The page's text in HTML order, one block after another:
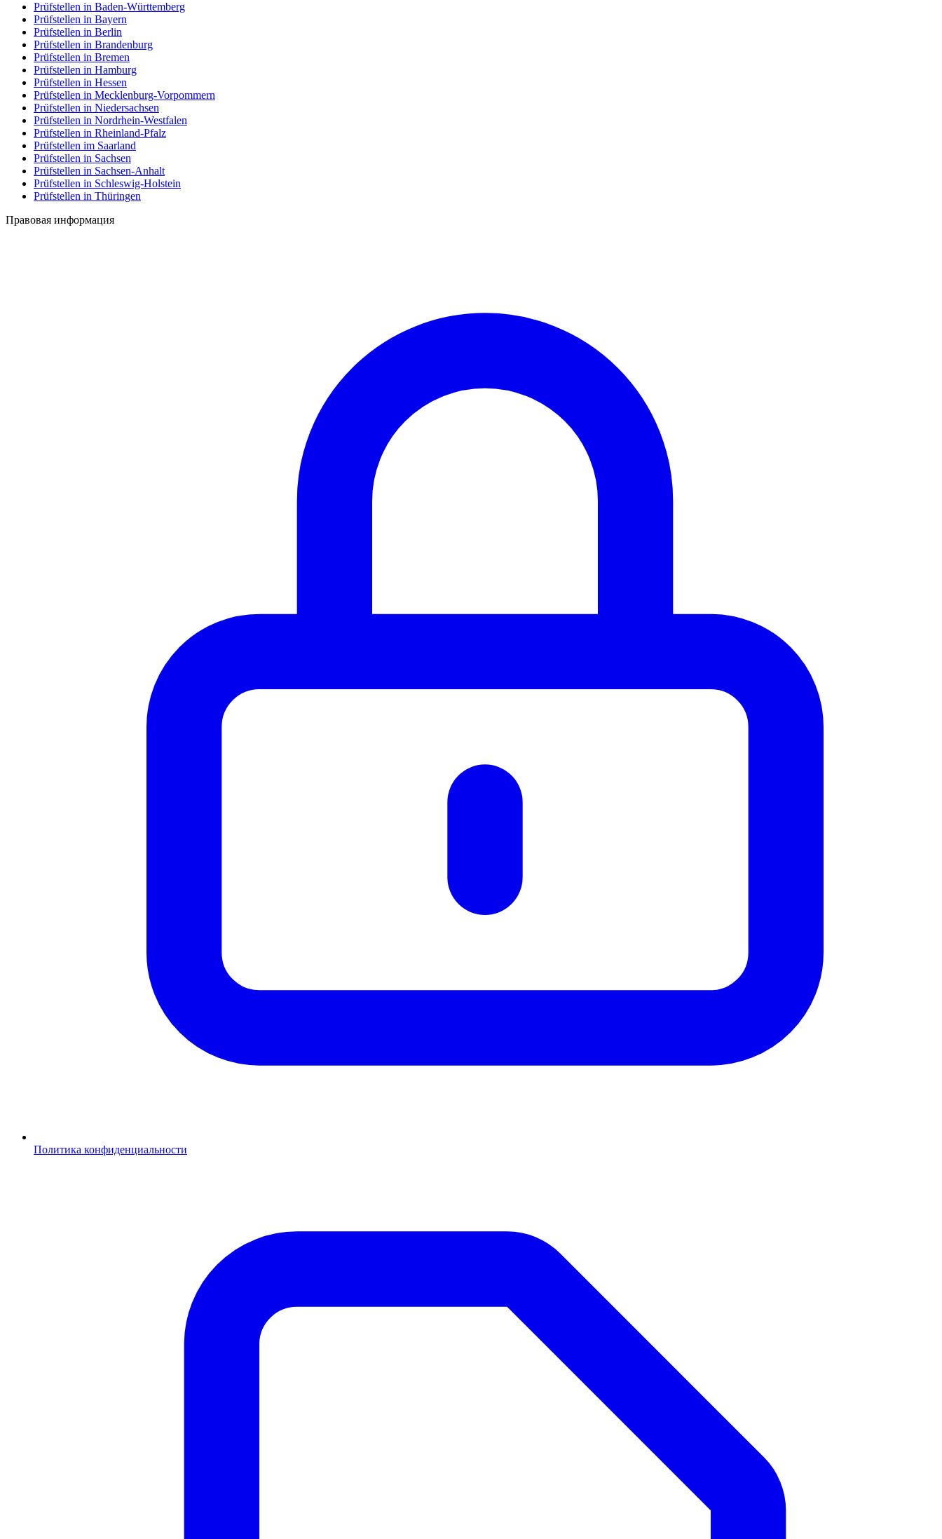
Prüfstellen in Baden-Württemberg
Prüfstellen in Bayern
Prüfstellen in Berlin
Prüfstellen in Brandenburg
Prüfstellen in Bremen
Prüfstellen in Hamburg
Prüfstellen in Hessen
Prüfstellen in Mecklenburg-Vorpommern
Prüfstellen in Niedersachsen
Prüfstellen in Nordrhein-Westfalen
Prüfstellen in Rheinland-Pfalz
Prüfstellen im Saarland
Prüfstellen in Sachsen
Prüfstellen in Sachsen-Anhalt
Prüfstellen in Schleswig-Holstein
Prüfstellen in Thüringen
Правовая информация
Политика конфиденциальности